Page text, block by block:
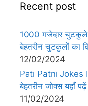
Recent post
1000 मजेदार
बेहतरीन चुटकुलों का
12/02/2024
Pati Patni Jokes
बेहतरीन जोक्स यहाँ
11/02/2024